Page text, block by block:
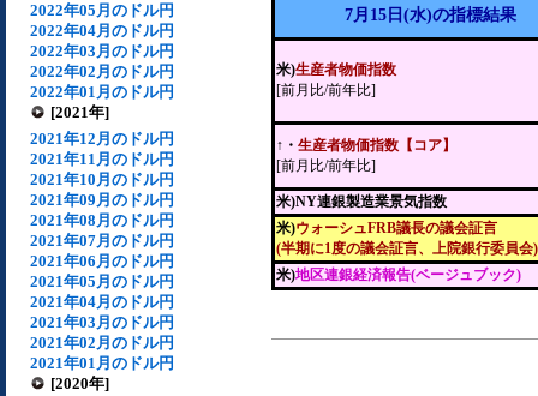
2022年05月のドル円
2022年04月のドル円
2022年03月のドル円
2022年02月のドル円
2022年01月のドル円
[2021年]
2021年12月のドル円
2021年11月のドル円
2021年10月のドル円
2021年09月のドル円
2021年08月のドル円
2021年07月のドル円
2021年06月のドル円
2021年05月のドル円
2021年04月のドル円
2021年03月のドル円
2021年02月のドル円
2021年01月のドル円
[2020年]
7月15日(水)の指標結果
米)生産者物価指数
[前月比/前年比]
↑・ 生産者物価指数【コア】
[前月比/前年比]
米)NY連銀製造業景気指数
米)ウォーシュFRB議長の議会証言
(半期に1度の議会証言、上院銀行委員会)
米)地区連銀経済報告(ベージュブック)